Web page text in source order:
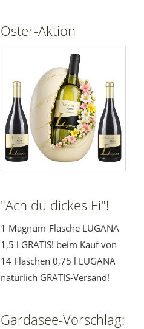
Oster-Aktion
"Ach du dickes Ei"!
1 Magnum-Flasche LUGANA
1,5 l GRATIS! beim Kauf von
14 Flaschen 0,75 l LUGANA
natürlich GRATIS-Versand!
Gardasee-Vorschlag: